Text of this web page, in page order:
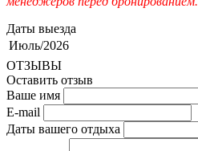
Даты выезда
Июль/2026
ОТЗЫВЫ
Оставить отзыв
Ваше имя
E-mail
Даты вашего отдыха